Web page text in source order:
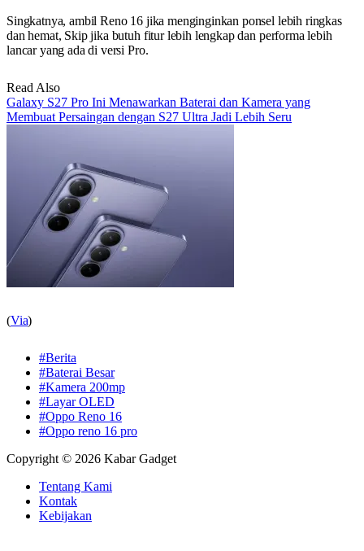
Singkatnya, ambil Reno 16 jika menginginkan ponsel lebih ringkas
dan hemat, Skip jika butuh fitur lebih lengkap dan performa lebih
lancar yang ada di versi Pro.
Read Also
Galaxy S27 Pro Ini Menawarkan Baterai dan Kamera yang
Membuat Persaingan dengan S27 Ultra Jadi Lebih Seru
(Via)
#Berita
#Baterai Besar
#Kamera 200mp
#Layar OLED
#Oppo Reno 16
#Oppo reno 16 pro
Copyright © 2026 Kabar Gadget
Tentang Kami
Kontak
Kebijakan